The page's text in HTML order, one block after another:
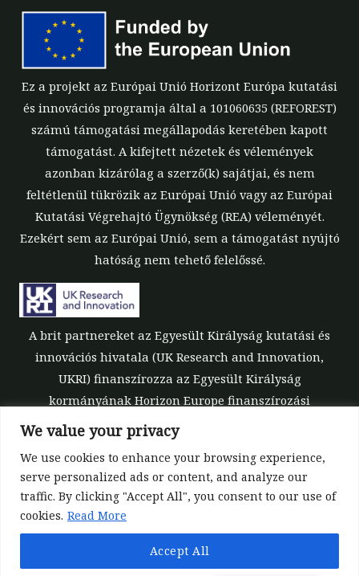
We value your privacy
We use cookies to enhance your browsing experience,
serve personalized ads or content, and analyze our
traffic. By clicking "Accept All", you consent to our use of
cookies. Read More
Accept All
Ez a projekt az Európai Unió Horizont Európa kutatási
és innovációs programja által a 101060635 (REFOREST)
számú támogatási megállapodás keretében kapott
támogatást. A kifejtett nézetek és vélemények
azonban kizárólag a szerző(k) sajátjai, és nem
feltétlenül tükrözik az Európai Unió vagy az Európai
Kutatási Végrehajtó Ügynökség (REA) véleményét.
Ezekért sem az Európai Unió, sem a támogatást nyújtó
hatóság nem tehető felelőssé.
A brit partnereket az Egyesült Királyság kutatási és
innovációs hivatala (UK Research and Innovation,
UKRI) finanszírozza az Egyesült Királyság
kormányának Horizon Europe finanszírozási
garanciája keretében [támogatási szám: 10039700].
©All rights reserved 2022-2026 | ReForest project
Designed and Developed byEuroproject Ltd.